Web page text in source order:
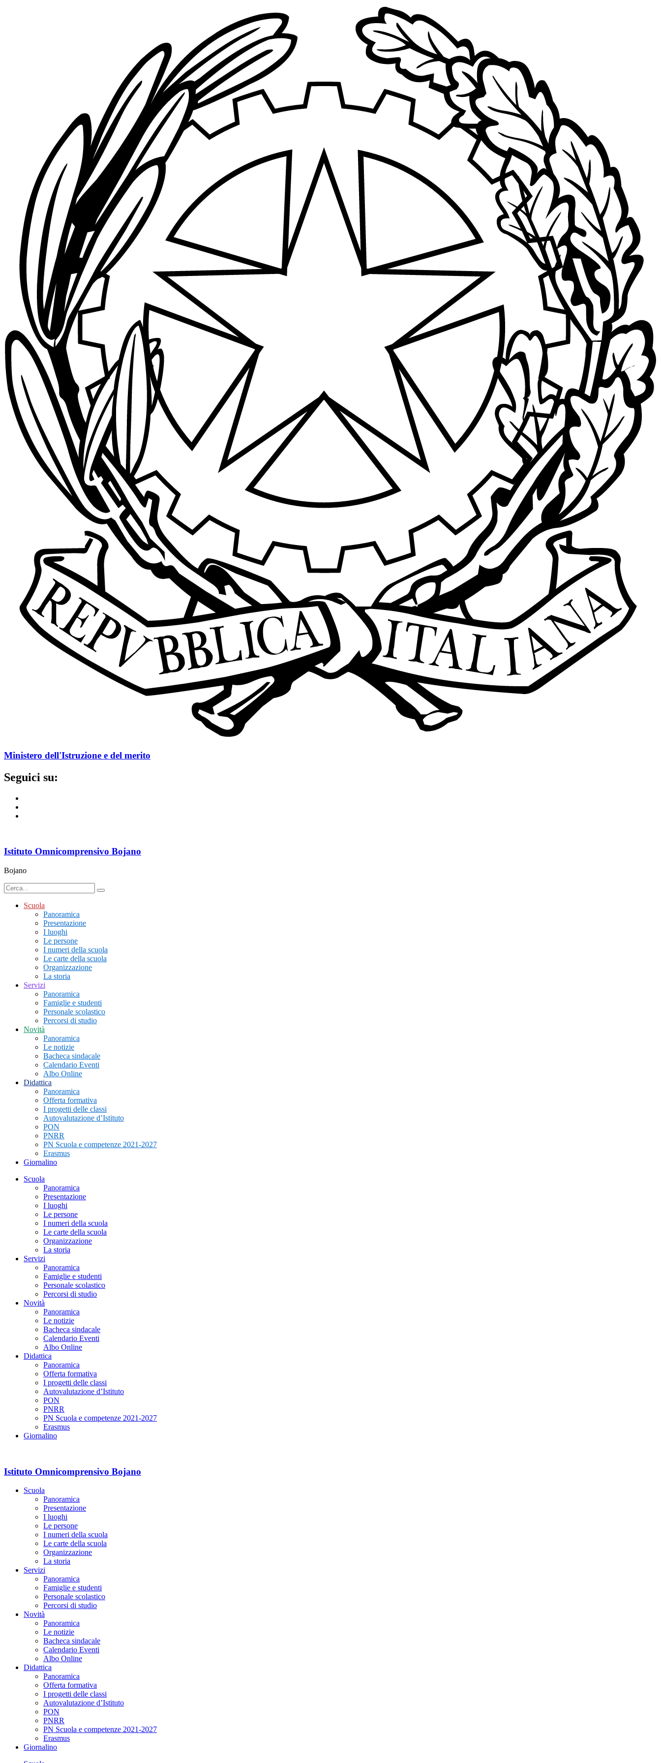
Ministero dell'Istruzione e del merito
Seguici su:
Istituto Omnicomprensivo Bojano
Bojano
Scuola
Panoramica
Presentazione
I luoghi
Le persone
I numeri della scuola
Le carte della scuola
Organizzazione
La storia
Servizi
Panoramica
Famiglie e studenti
Personale scolastico
Percorsi di studio
Novità
Panoramica
Le notizie
Bacheca sindacale
Calendario Eventi
Albo Online
Didattica
Panoramica
Offerta formativa
I progetti delle classi
Autovalutazione d’Istituto
PON
PNRR
PN Scuola e competenze 2021-2027
Erasmus
Giornalino
Scuola
Panoramica
Presentazione
I luoghi
Le persone
I numeri della scuola
Le carte della scuola
Organizzazione
La storia
Servizi
Panoramica
Famiglie e studenti
Personale scolastico
Percorsi di studio
Novità
Panoramica
Le notizie
Bacheca sindacale
Calendario Eventi
Albo Online
Didattica
Panoramica
Offerta formativa
I progetti delle classi
Autovalutazione d’Istituto
PON
PNRR
PN Scuola e competenze 2021-2027
Erasmus
Giornalino
Istituto Omnicomprensivo Bojano
Scuola
Panoramica
Presentazione
I luoghi
Le persone
I numeri della scuola
Le carte della scuola
Organizzazione
La storia
Servizi
Panoramica
Famiglie e studenti
Personale scolastico
Percorsi di studio
Novità
Panoramica
Le notizie
Bacheca sindacale
Calendario Eventi
Albo Online
Didattica
Panoramica
Offerta formativa
I progetti delle classi
Autovalutazione d’Istituto
PON
PNRR
PN Scuola e competenze 2021-2027
Erasmus
Giornalino